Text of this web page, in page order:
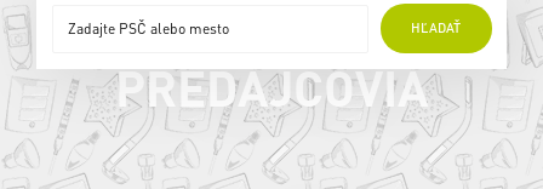
HĽADAŤ
ONLINE
PREDAJCOVIA